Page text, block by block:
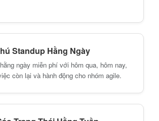
Standup Hằng Ngày
ngày miễn phí với hôm qua, hôm nay,
còn lại và hành động cho nhóm agile.